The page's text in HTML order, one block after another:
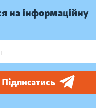
на інформаційну
Підписатись